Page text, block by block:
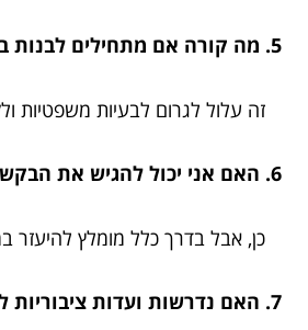
5. מה קורה אם מתחילים לבנות בלי היתר?
זה עלול לגרום לבעיות משפטיות
6. האם אני יכול להגיש את הבקשה בעצמי?
כן, אבל בדרך כלל מומלץ להיעזר
7. האם נדרשות ועדות ציבוריות להיתר?